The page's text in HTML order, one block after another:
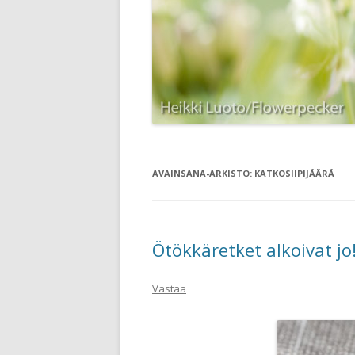
AVAINSANA-ARKISTO: KATKOSIIPIJÄÄRÄ
Ötökkäretket alkoivat
Vastaa